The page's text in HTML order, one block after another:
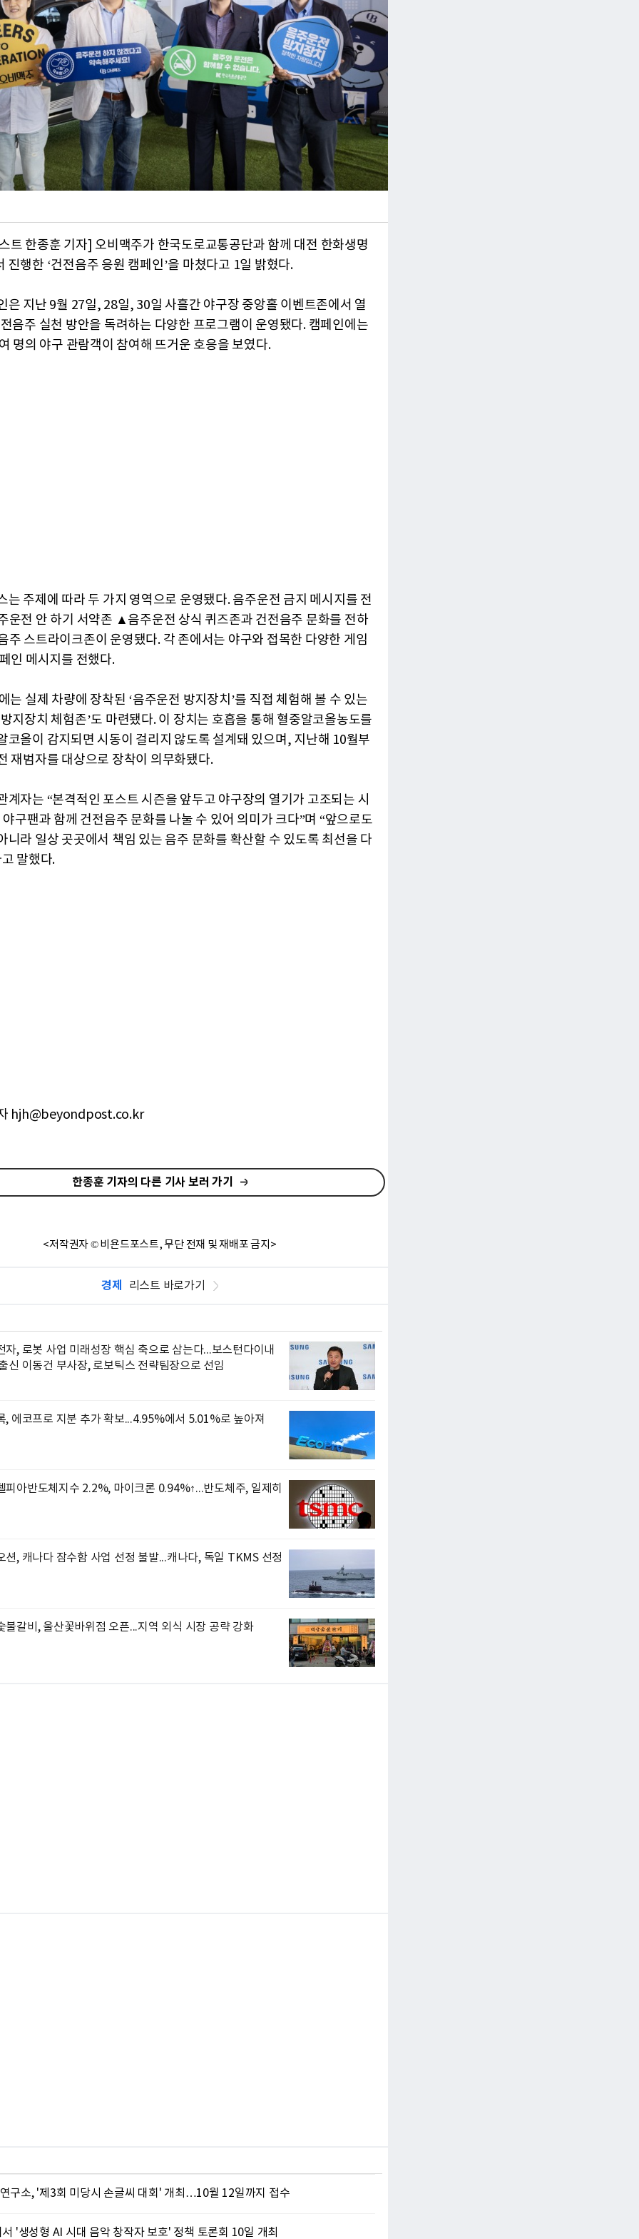
트 한종훈 기자] 오비맥주가 한국도로교통공단과 함께 대전 한화생명
진행한 ‘건전음주 응원 캠페인’을 마쳤다고 1일 밝혔다.
은 지난 9월 27일, 28일, 30일 사흘간 야구장 중앙홀 이벤트존에서 열
음주 실천 방안을 독려하는 다양한 프로그램이 운영됐다. 캠페인에는
명의 야구 관람객이 참여해 뜨거운 호응을 보였다.
는 주제에 따라 두 가지 영역으로 운영됐다. 음주운전 금지 메시지를 전
운전 안 하기 서약존 ▲음주운전 상식 퀴즈존과 건전음주 문화를 전하
주 스트라이크존이 운영됐다. 각 존에서는 야구와 접목한 다양한 게임
인 메시지를 전했다.
는 실제 차량에 장착된 ‘음주운전 방지장치’를 직접 체험해 볼 수 있는
지장치 체험존’도 마련됐다. 이 장치는 호흡을 통해 혈중알코올농도를
코올이 감지되면 시동이 걸리지 않도록 설계돼 있으며, 지난해 10월부
재범자를 대상으로 장착이 의무화됐다.
계자는 “본격적인 포스트 시즌을 앞두고 야구장의 열기가 고조되는 시
구팬과 함께 건전음주 문화를 나눌 수 있어 의미가 크다”며 “앞으로도
니라 일상 곳곳에서 책임 있는 음주 문화를 확산할 수 있도록 최선을 다
말했다.
hjh@beyondpost.co.kr
한종훈 기자의 다른 기사 보러 가기
<저작권자 © 비욘드포스트, 무단 전재 및 재배포 금지>
경제 리스트 바로가기
자, 로봇 사업 미래성장 핵심 축으로 삼는다...보스턴다이내
신 이동건 부사장, 로보틱스 전략팀장으로 선임
, 에코프로 지분 추가 확보...4.95%에서 5.01%로 높아져
피아반도체지수 2.2%, 마이크론 0.94%↑...반도체주, 일제히
션, 캐나다 잠수함 사업 선정 불발...캐나다, 독일 TKMS 선정
불갈비, 울산꽃바위점 오픈...지역 외식 시장 공략 강화
구소, '제3회 미당시 손글씨 대회' 개최…10월 12일까지 접수
'생성형 AI 시대 음악 창작자 보호' 정책 토론회 10일 개최